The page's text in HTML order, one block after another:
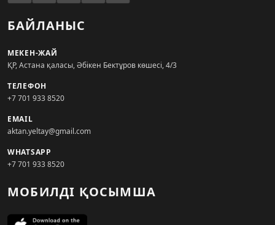
БАЙЛАНЫС
МЕКЕН-ЖАЙ
ҚР, Астана қаласы, Әбікен Бектұров көшесі, 4/3
ТЕЛЕФОН
+7 701 933 8520
EMAIL
aktan.yeltay@gmail.com
WHATSAPP
+7 701 933 8520
МОБИЛДІ ҚОСЫМША